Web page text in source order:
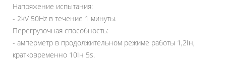
Напряжение испытания:
- 2kV 50Hz в течение 1 минуты.
Перегрузочная способность:
- амперметр в продолжительном режиме работы 1,2Iн,
кратковременно 10Iн 5s.